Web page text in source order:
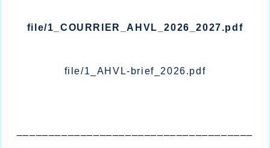
file/1_COURRIER_AHVL_2026_2027.pdf
file/1_AHVL-brief_2026.pdf